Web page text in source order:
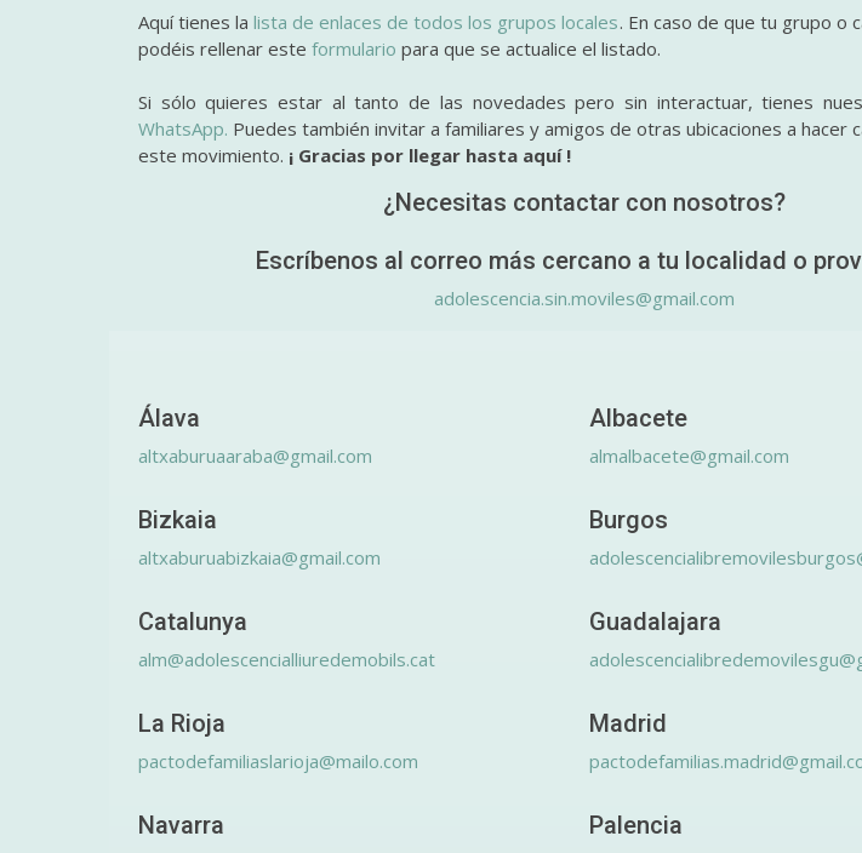
Aquí tienes lalista de enlaces de todos los grupos locales. En caso de que tu grupo o
podéis rellenar este formulario para que se actualice el listado.
Si sólo quieres estar al tanto de las novedades pero sin interactuar, tienes
WhatsApp. Puedes también invitar a familiares y amigos de otras ubicaciones a hacer
este movimiento. ¡ Gracias por llegar hasta aquí !
¿Necesitas contactar con nosotros?
Escríbenos al correo más cercano a tu localidad o
adolescencia.sin.moviles@gmail.com
Álava
altxaburuaaraba@gmail.com
Albacete
almalbacete@gmail.com
Bizkaia
altxaburuabizkaia@gmail.com
Burgos
Catalunya
alm@adolescencialliuredemobils.cat
Guadalajara
La Rioja
pactodefamiliaslarioja@mailo.com
Madrid
Navarra Palencia